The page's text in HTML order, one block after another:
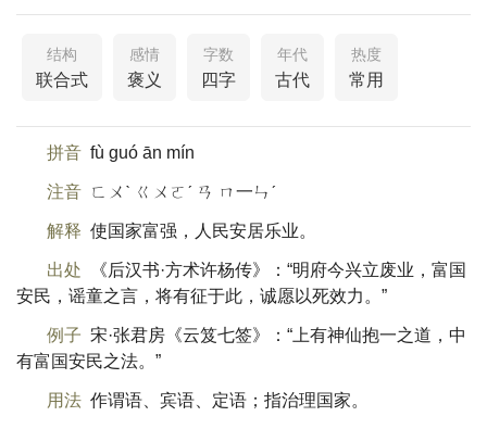
结构
联合式
感情
褒义
字数
四字
年代
古代
热度
常用
拼音 fù guó ān mín
注音 ㄈㄨˋ ㄍㄨㄛˊ ㄢ ㄇ一ㄣˊ
解释 使国家富强，人民安居乐业。
出处
《后汉书·方术许杨传》：“明府今兴立废业，富国
安民，谣童之言，将有征于此，诚愿以死效力。”
例子 宋·张君房《云笈七签》：“上有神仙抱一之道，中
有富国安民之法。”
用法 作谓语、宾语、定语；指治理国家。